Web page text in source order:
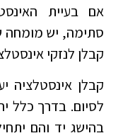
אם בעיית
סתימה, יש מומחה
קבלן לנזקי
קבלן אינסטלציה
לסיום. בדרך כלל
בהישג יד והם